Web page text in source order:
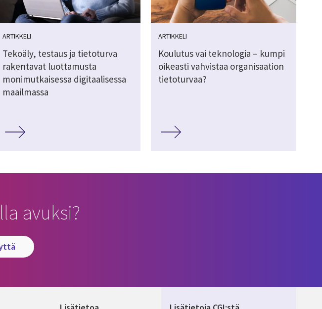
ARTIKKELI
Tekoäly, testaus ja tietoturva
rakentavat luottamusta
monimutkaisessa digitaalisessa
maailmassa
ARTIKKELI
Koulutus vai teknologia – kumpi
oikeasti vahvistaa organisaation
tietoturvaa?
avuksi?